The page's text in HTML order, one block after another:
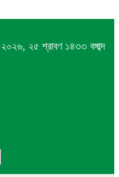
২৫ শ্রাবণ ১৪৩৩ বঙ্গাব্দ